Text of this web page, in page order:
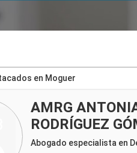
en Moguer
AMRG
RODRÍGUEZ
Abogado especialista en